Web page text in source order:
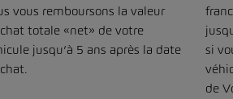
vous remboursons la valeur
totale «net» de votre
jusqu’à 5 ans après la date
si
de